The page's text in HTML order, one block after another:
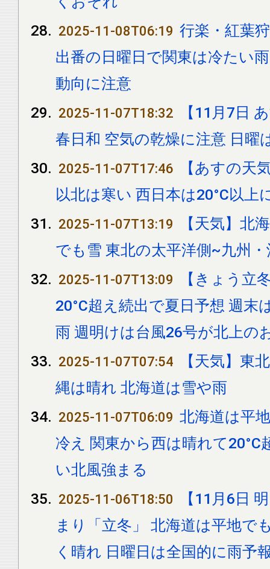
2025-11-08T06:19 行楽・紅葉
出番の日曜日で関東は冷たい
動向に注意
2025-11-07T18:32
【11月7日
春日和 空気の乾燥に注意 日曜
2025-11-07T17:46
【あすの天
以北は寒い 西日本は20°C以上
2025-11-07T13:19
【天気】北
でも雪 東北の太平洋側~九州
2025-11-07T13:09
【きょう立
20°C超え続出で夏日予想 週末
雨 週明けは台風26号が北上の
2025-11-07T07:54
【天気】東
縄は晴れ 北海道は雪や雨
2025-11-07T06:09 北海道は平
冷え 関東から西は晴れて20°C
い北風強まる
2025-11-06T18:50
【11月6日
まり「立冬」 北海道は平地で
く晴れ 日曜日は全国的に雨予